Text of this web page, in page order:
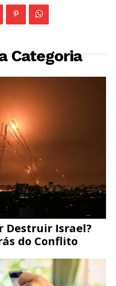
Categoria
Destruir Israel?
do Conflito